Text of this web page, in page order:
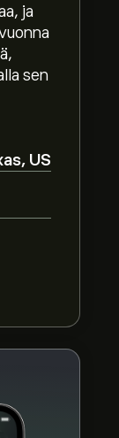
ja
sen
US